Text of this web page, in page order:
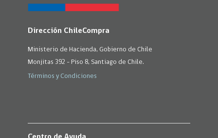
Dirección ChileCompra
Ministerio de Hacienda, Gobierno de Chile
Monjitas 392 - Piso 8, Santiago de Chile.
Términos y Condiciones